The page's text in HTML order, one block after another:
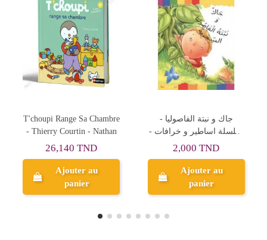
جاك و نبتة الفاصوليا -
سلسلة اساطير و خرافات -
كنوز
2,000 TND
Ajouter au
panier
عائشة و النحلة العجيبة -
خير جليس - يس للنشر
3,000 TND
Ajouter au
panier